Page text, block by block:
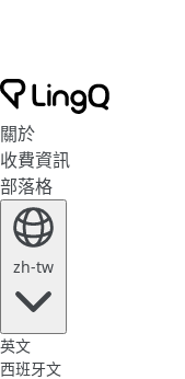
關於
收費資訊
部落格
zh-tw
英文
西班牙文